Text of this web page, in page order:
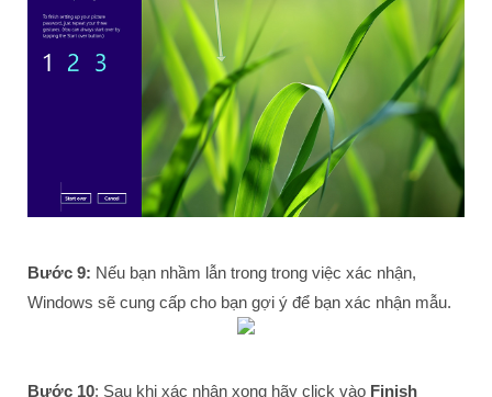
Bước 9: Nếu bạn nhầm lẫn trong trong việc xác nhận,
Windows sẽ cung cấp cho bạn gợi ý để bạn xác nhận mẫu.
Bước 10: Sau khi xác nhận xong hãy click vào Finish